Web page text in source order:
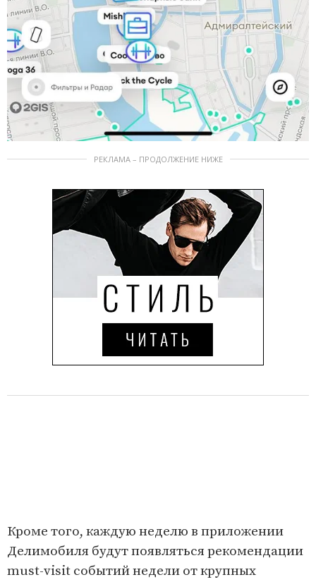
РЕКЛАМА – ПРОДОЛЖЕНИЕ НИЖЕ
Кроме того, каждую неделю в приложении
Делимобиля будут появляться рекомендации
must-visit событий недели от крупных